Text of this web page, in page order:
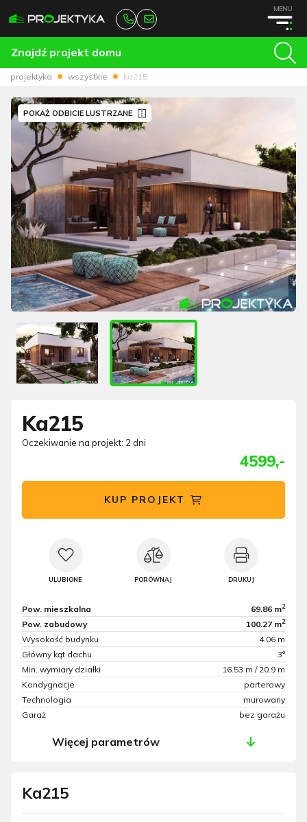
MENU
Znajdź projekt domu
projektyka wszystkie ka215
Ka215
POKAŻ ODBICIE LUSTRZANE
Ka215
Oczekiwanie na projekt: 2 dni
4599,-
KUP PROJEKT
ULUBIONE PORÓWNAJ DRUKUJ
Pow. mieszkalna 69.86 m2
Pow. zabudowy 100.27 m2
Wysokość budynku
4.06 m
Główny kąt dachu
3°
Min. wymiary działki
16.53 m / 20.9 m
Kondygnacje
parterowy
Technologia
murowany
Garaż
bez garażu
Więcej parametrów